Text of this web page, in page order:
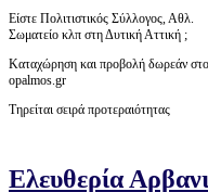
Είστε Πολιτιστικός Σύλλογος, Αθλ.
Σωματείο κλπ στη Δυτική Αττική ;
Καταχώρηση και προβολή δωρεάν στο
opalmos.gr
Τηρείται σειρά προτεραιότητας
Ελευθερία